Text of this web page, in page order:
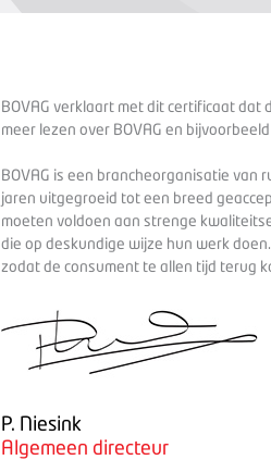
BOVAG verklaart met dit certificaat dat
meer lezen over BOVAG en
BOVAG is een brancheorganisatie van
jaren uitgegroeid tot een breed
moeten voldoen aan strenge
die op deskundige wijze hun werk
zodat de consument te allen tijd terug
P. Niesink
Algemeen directeur